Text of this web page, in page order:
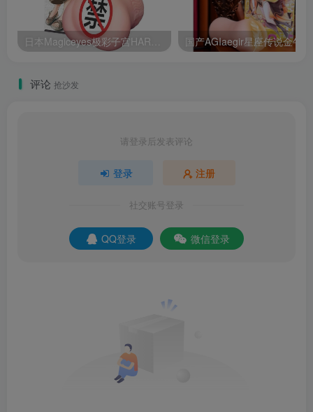
日本Magiceyes极彩子宫HARD超硬高刺激通道飞机杯测评报告
评论 抢沙发
请登录后发表评论
登录 注册
社交账号登录
QQ登录 微信登录